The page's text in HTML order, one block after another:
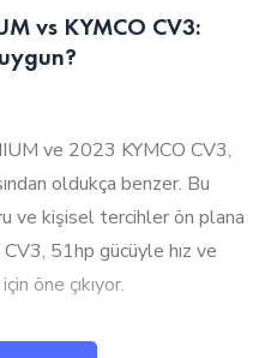
vs KYMCO CV3:
ve 2023 KYMCO CV3,
oldukça benzer. Bu
ve kişisel tercihler ön plana
51hp gücüyle hız ve
öne çıkıyor.